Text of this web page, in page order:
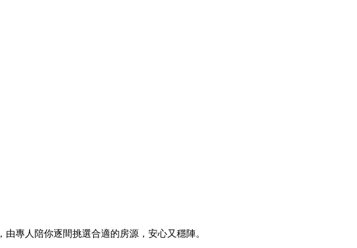
，由專人陪你逐間挑選合適的房源，安心又穩陣。